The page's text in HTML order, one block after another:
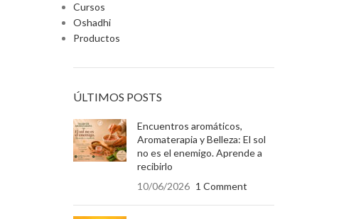
Cursos
Oshadhi
Productos
ÚLTIMOS POSTS
Encuentros aromáticos,
Aromaterapia y Belleza: El sol
no es el enemigo. Aprende a
recibirlo
10/06/2026 1 Comment